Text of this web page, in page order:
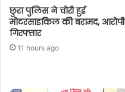
छुरा पुलिस ने चोरी हुई
मोटरसाइकिल की बरामद, आरोपी
गिरफ्तार
11 hours ago